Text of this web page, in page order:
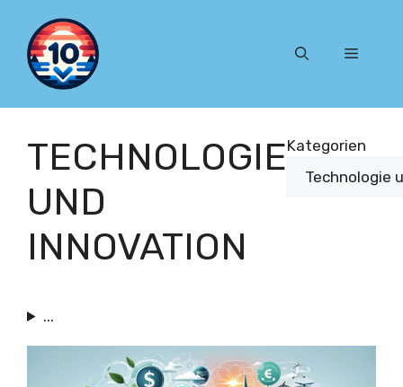
Inhalt
springen
Menü
TECHNOLOGIE
UND
INNOVATION
Kategorien
...